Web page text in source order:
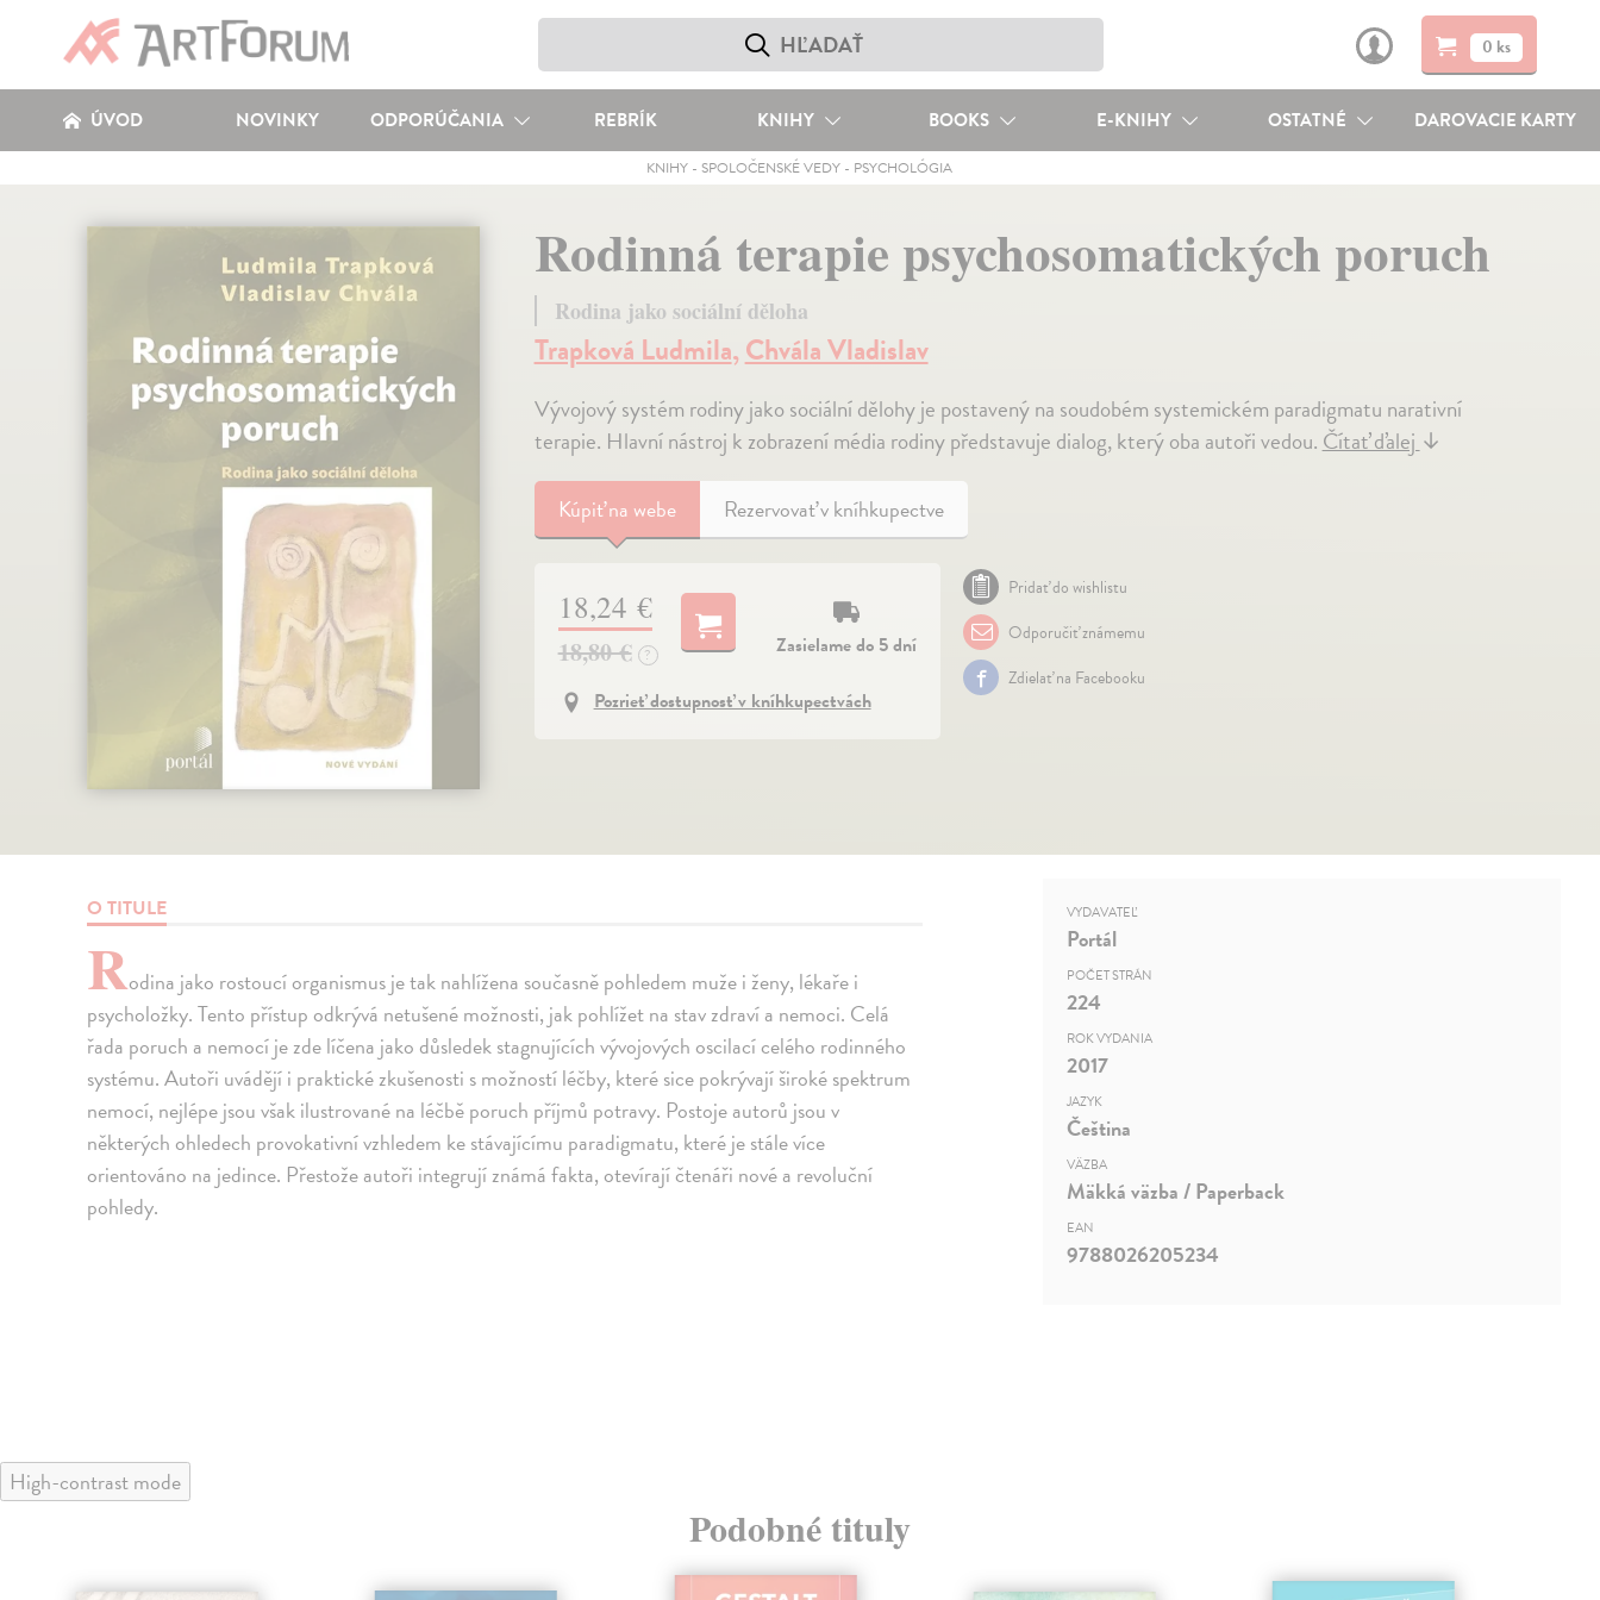
0 ks
ÚVOD NOVINKY ODPORÚČANIA REBRÍK KNIHY BOOKS E-KNIHY OSTATNÉ DAROVACIE KARTY
KNIHY - SPOLOČENSKÉ VEDY - PSYCHOLÓGIA
Rodinná terapie psychosomatických poruch
Rodina jako sociální děloha
Trapková Ludmila,Chvála Vladislav
Vývojový systém rodiny jako sociální dělohy je postavený na soudobém systemickém paradigmatu narativní
terapie. Hlavní nástroj k zobrazení média rodiny představuje dialog, který oba autoři vedou.Čítať ďalej↓
Kúpiťna webe Rezervovať v kníhkupectve
18,24 €
18,80 € ?
Zasielame do 5 dní
Pozrieť dostupnosť v kníhkupectvách
Pridať do wishlistu
Odporučiť známemu
Zdielať na Facebooku
O TITULE
Rodina jako rostoucí organismus je tak nahlížena současně pohledem muže i ženy, lékaře i
psycholožky. Tento přístup odkrývá netušené možnosti, jak pohlížet na stav zdraví a nemoci. Celá
řada poruch a nemocí je zde líčena jako důsledek stagnujících vývojových oscilací celého rodinného
systému. Autoři uvádějí i praktické zkušenosti s možností léčby, které sice pokrývají široké spektrum
nemocí, nejlépe jsou však ilustrované na léčbě poruch příjmů potravy. Postoje autorů jsou v
některých ohledech provokativní vzhledem ke stávajícímu paradigmatu, které je stále více
orientováno na jedince. Přestože autoři integrují známá fakta, otevírají čtenáři nové a revoluční
pohledy.
VYDAVATEĽ
Portál
POČET STRÁN
224
ROK VYDANIA
2017
JAZYK
Čeština
VÄZBA
Mäkká väzba / Paperback
EAN
9788026205234
High-contrast mode
Podobné tituly